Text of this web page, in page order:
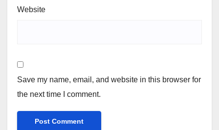
Website
Save my name, email, and website in this browser for
the next time I comment.